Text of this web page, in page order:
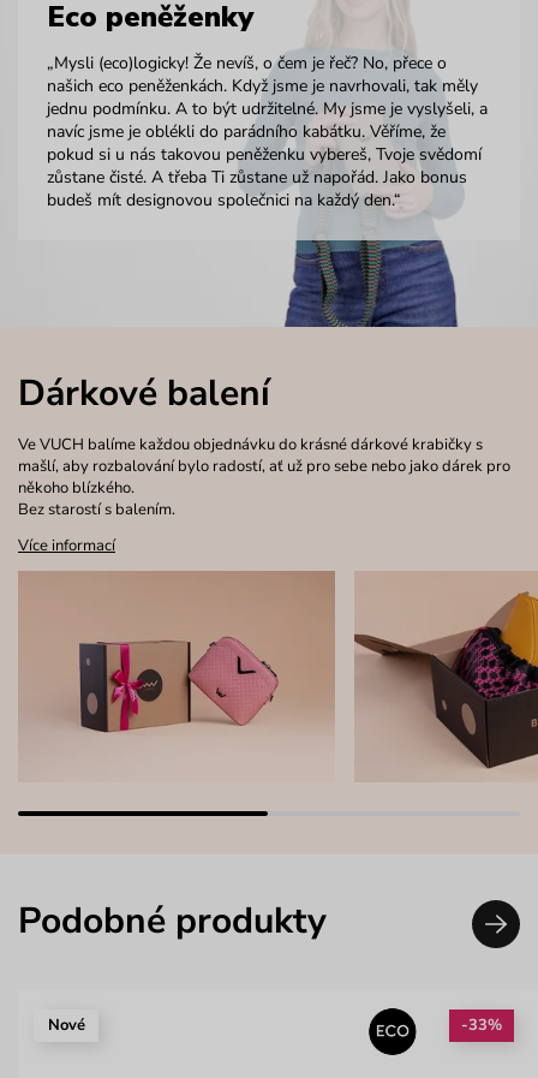
Eco peněženky
„Mysli (eco)logicky! Že nevíš, o čem je řeč? No, přece o
našich eco peněženkách. Když jsme je navrhovali, tak měly
jednu podmínku. A to být udržitelné. My jsme je vyslyšeli, a
navíc jsme je oblékli do parádního kabátku. Věříme, že
pokud si u nás takovou peněženku vybereš, Tvoje svědomí
zůstane čisté. A třeba Ti zůstane už napořád. Jako bonus
budeš mít designovou společnici na každý den.“
Dárkové balení
Ve VUCH balíme každou objednávku do krásné dárkové krabičky s
mašlí, aby rozbalování bylo radostí, ať už pro sebe nebo jako dárek pro
někoho blízkého.
Bez starostí s balením.
Více informací
Podobné produkty
Nové -33%